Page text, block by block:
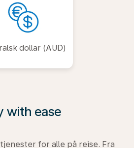
dollar (AUD)
with ease
for alle på reise. Fra